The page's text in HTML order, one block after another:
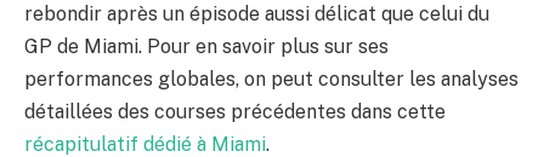
rebondir après un épisode aussi délicat que celui du
GP de Miami. Pour en savoir plus sur ses
performances globales, on peut consulter les analyses
détaillées des courses précédentes dans cette
récapitulatif dédié à Miami.